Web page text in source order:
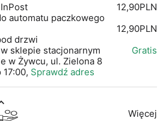
automatu paczkowego
12,90PLN
drzwi
12,90PLN
sklepie stacjonarnym
w Żywcu, ul. Zielona 8
Sprawdź adres
Gratis
Więcej